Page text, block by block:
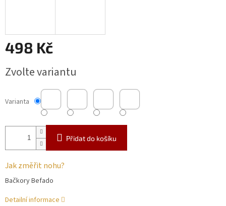
498 Kč
cena:
Zvolte variantu
Varianta
Přidat do košíku
Jak změřit nohu?
Bačkory Befado
Detailní informace